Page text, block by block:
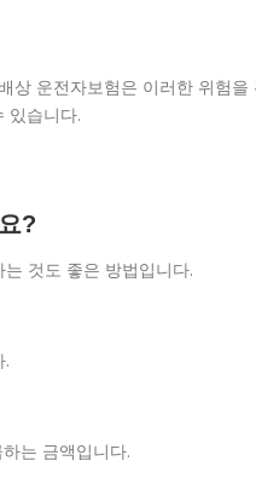
상 운전자보험은 이러한 위험을
있습니다.
?
것도 좋은 방법입니다.
.
는 금액입니다.